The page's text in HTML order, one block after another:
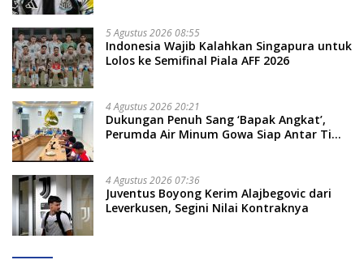
5 Agustus 2026 08:55
Indonesia Wajib Kalahkan Singapura untuk
Lolos ke Semifinal Piala AFF 2026
4 Agustus 2026 20:21
Dukungan Penuh Sang ‘Bapak Angkat’,
Perumda Air Minum Gowa Siap Antar Tim
4 Agustus 2026 07:36
Juventus Boyong Kerim Alajbegovic dari
Leverkusen, Segini Nilai Kontraknya